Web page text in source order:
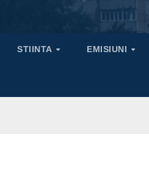
STIINTA EMISIUNI